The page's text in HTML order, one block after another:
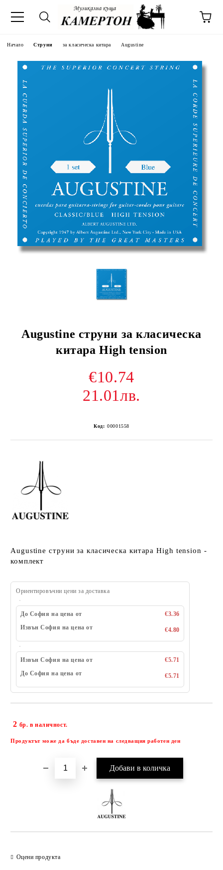
Начало Струни за класическа китара Augustine
Augustine струни за класическа
китара High tension
€10.74
21.01лв.
Код: 00001558
Augustine струни за класическа китара High tension -
комплект
Ориентировъчни цени за доставка
До София на цена от
€3.36
Извън София на цена от
€4.80
Извън София на цена от
€5.71
До София на цена от
€5.71
2 бр. в наличност.
Продуктът може да бъде доставен на следващия работен ден
Оцени продукта